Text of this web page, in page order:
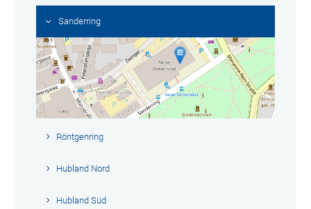
Sanderring
Röntgenring
Hubland Nord
Hubland Süd